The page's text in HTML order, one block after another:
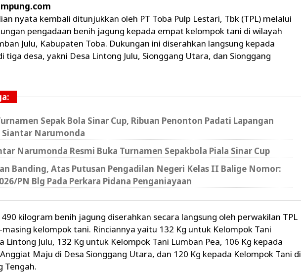
nyata kembali ditunjukkan oleh PT Toba Pulp Lestari, Tbk (TPL) melalui
pengadaan benih jagung kepada empat kelompok tani di wilayah
Julu, Kabupaten Toba. Dukungan ini diserahkan langsung kepada
tiga desa, yakni Desa Lintong Julu, Sionggang Utara, dan Sionggang
Sepak Bola Sinar Cup, Ribuan Penonton Padati Lapangan
Siantar Narumonda
Narumonda Resmi Buka Turnamen Sepakbola Piala Sinar Cup
Banding, Atas Putusan Pengadilan Negeri Kelas II Balige Nomor:
PN Blg Pada Perkara Pidana Penganiayaan
kilogram benih jagung diserahkan secara langsung oleh perwakilan TPL
kelompok tani. Rinciannya yaitu 132 Kg untuk Kelompok Tani
Lintong Julu, 132 Kg untuk Kelompok Tani Lumban Pea, 106 Kg kepada
Maju di Desa Sionggang Utara, dan 120 Kg kepada Kelompok Tani di
Tengah.